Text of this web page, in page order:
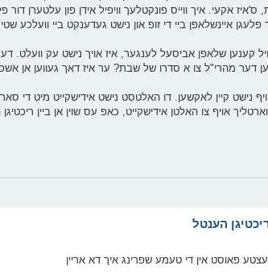
ס'איז אקעי. איך ווייס פונקטלעך וויפיל אידן פון עלטערן
דור פלעגן איינשלאפן ביי די זופ און נישט געדענקט ביי
וויל קענען שלאפן אביסעל לענגער, איז אויך נישט עק
מהרי"ל צו א סדרו של שבת? ער איז דאך געווען אן
נישט קיין לאקשען. דו האלטסט נישט אידישקייט מיט די
אויף צו האלטן אידישקייט, כאפ עס שוין אן ביין
פאוסט אין די טעמע שפרינג איך דא אריין